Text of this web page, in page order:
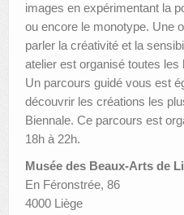
images en expérimentant la
ou encore le monotype. Une
parler la créativité et la
atelier est organisé toutes les
Un parcours guidé vous est
découvrir les créations les
Biennale. Ce parcours est
18h à 22h.
Musée des Beaux-Arts de
En Féronstrée, 86
4000 Liège